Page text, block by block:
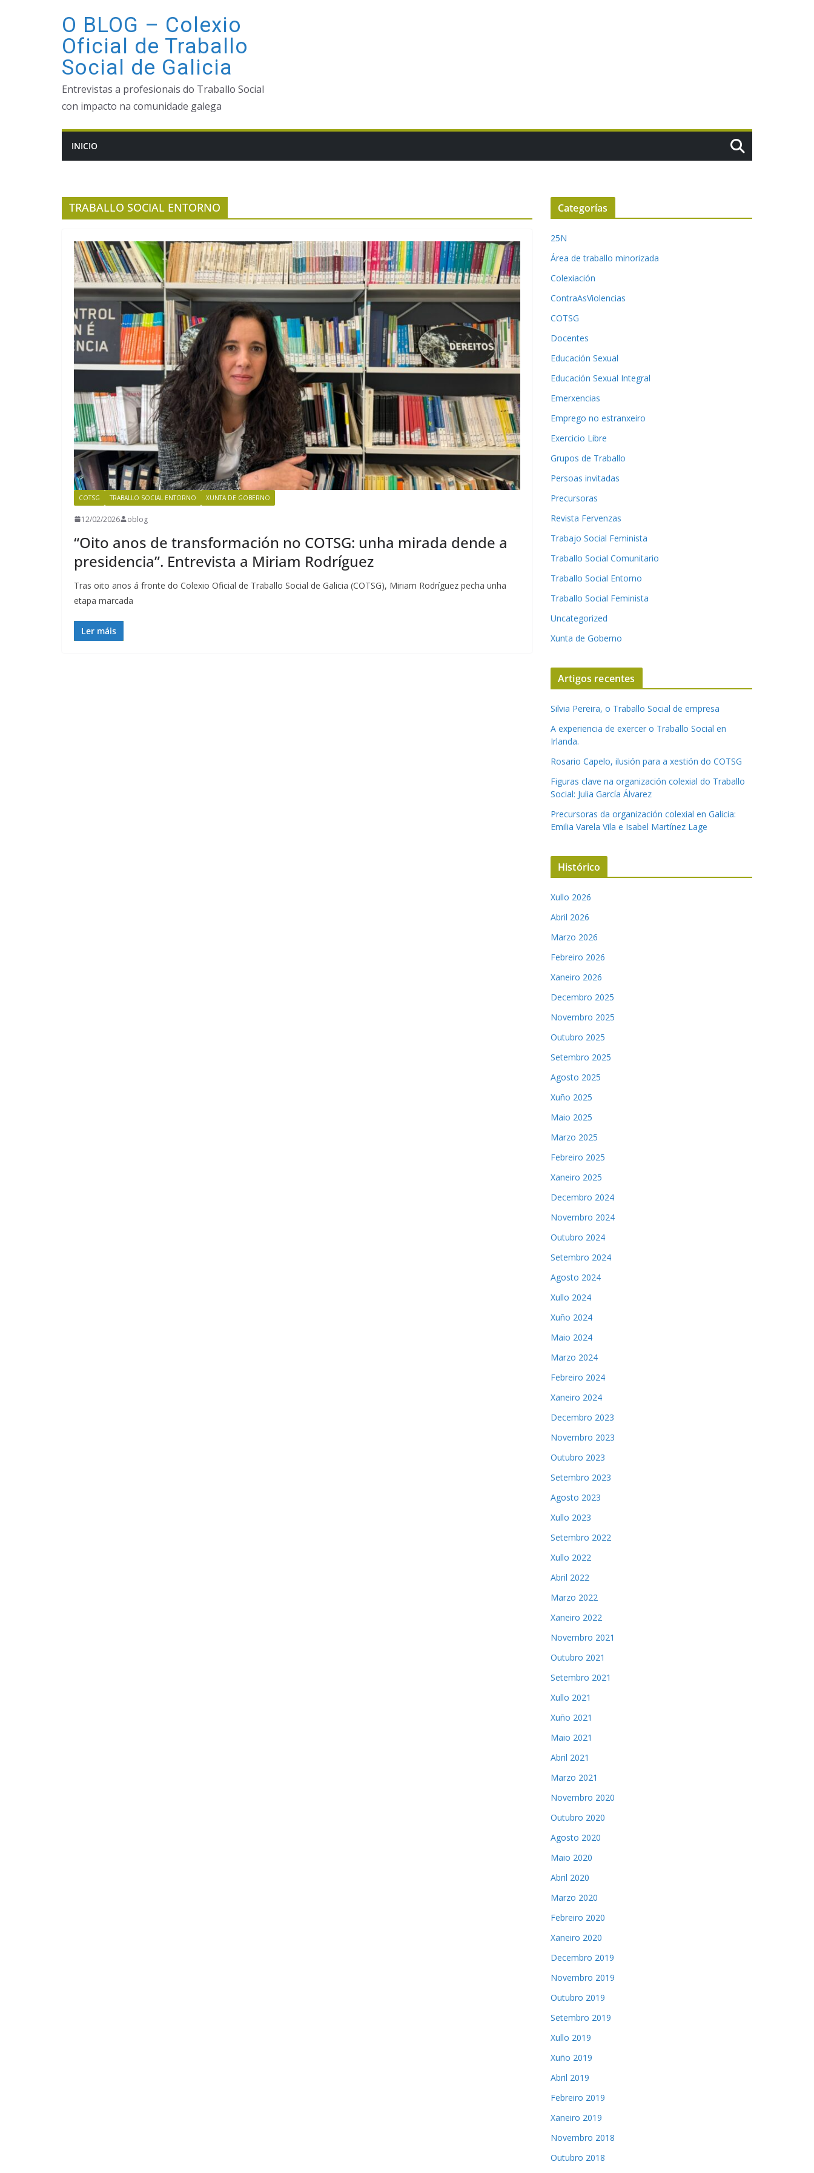
O BLOG – Colexio
Oficial de Traballo
Social de Galicia
Entrevistas a profesionais do Traballo Social
con impacto na comunidade galega
INICIO
TRABALLO SOCIAL ENTORNO
COTSG TRABALLO SOCIAL ENTORNO XUNTA DE GOBERNO
12/02/2026 oblog
“Oito anos de transformación no COTSG: unha mirada dende a
presidencia”. Entrevista a Miriam Rodríguez
Tras oito anos á fronte do Colexio Oficial de Traballo Social de Galicia (COTSG), Miriam Rodríguez pecha unha
etapa marcada
Ler máis
Categorías
25N
Área de traballo minorizada
Colexiación
ContraAsViolencias
COTSG
Docentes
Educación Sexual
Educación Sexual Integral
Emerxencias
Emprego no estranxeiro
Exercicio Libre
Grupos de Traballo
Persoas invitadas
Precursoras
Revista Fervenzas
Trabajo Social Feminista
Traballo Social Comunitario
Traballo Social Entorno
Traballo Social Feminista
Uncategorized
Xunta de Goberno
Artigos recentes
Silvia Pereira, o Traballo Social de empresa
A experiencia de exercer o Traballo Social en
Irlanda.
Rosario Capelo, ilusión para a xestión do COTSG
Figuras clave na organización colexial do Traballo
Social: Julia García Álvarez
Precursoras da organización colexial en Galicia:
Emilia Varela Vila e Isabel Martínez Lage
Histórico
Xullo 2026
Abril 2026
Marzo 2026
Febreiro 2026
Xaneiro 2026
Decembro 2025
Novembro 2025
Outubro 2025
Setembro 2025
Agosto 2025
Xuño 2025
Maio 2025
Marzo 2025
Febreiro 2025
Xaneiro 2025
Decembro 2024
Novembro 2024
Outubro 2024
Setembro 2024
Agosto 2024
Xullo 2024
Xuño 2024
Maio 2024
Marzo 2024
Febreiro 2024
Xaneiro 2024
Decembro 2023
Novembro 2023
Outubro 2023
Setembro 2023
Agosto 2023
Xullo 2023
Setembro 2022
Xullo 2022
Abril 2022
Marzo 2022
Xaneiro 2022
Novembro 2021
Outubro 2021
Setembro 2021
Xullo 2021
Xuño 2021
Maio 2021
Abril 2021
Marzo 2021
Novembro 2020
Outubro 2020
Agosto 2020
Maio 2020
Abril 2020
Marzo 2020
Febreiro 2020
Xaneiro 2020
Decembro 2019
Novembro 2019
Outubro 2019
Setembro 2019
Xullo 2019
Xuño 2019
Abril 2019
Febreiro 2019
Xaneiro 2019
Novembro 2018
Outubro 2018